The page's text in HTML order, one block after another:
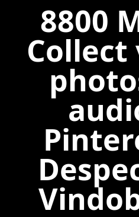
8800
Collect